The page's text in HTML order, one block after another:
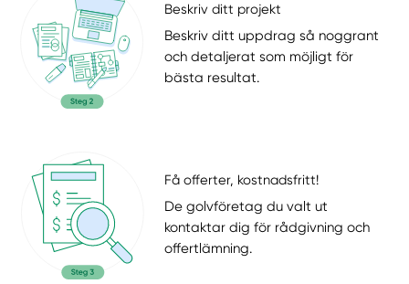
Beskriv ditt projekt
Beskriv ditt uppdrag så noggrant
och detaljerat som möjligt för
bästa resultat.
Få offerter, kostnadsfritt!
De golvföretag du valt ut
kontaktar dig för rådgivning och
offertlämning.